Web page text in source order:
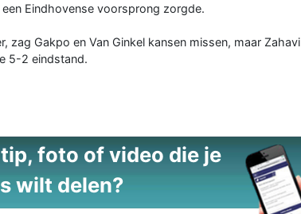
Eindhovense voorsprong zorgde.
zag Gakpo en Van Ginkel kansen missen, maar Zahavi
5-2 eindstand.
foto of video die je
wilt delen?